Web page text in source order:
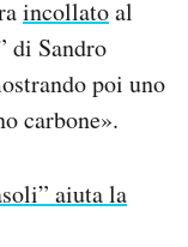
incollatoal
di Sandro
poi uno
carbone».
aiuta la